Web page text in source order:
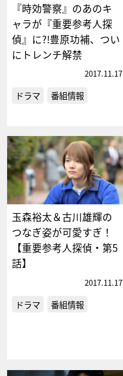
『時効警察』のあのキ
ャラが『重要参考人探
偵』に?!豊原功補、つい
にトレンチ解禁
2017.11.17
ドラマ 番組情報
玉森裕太＆古川雄輝の
つなぎ姿が可愛すぎ！
【重要参考人探偵・第5
話】
2017.11.17
ドラマ 番組情報